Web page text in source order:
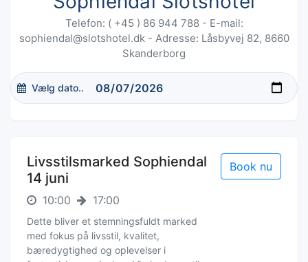
Telefon: ( +45 ) 86 944 788 - E-mail:
sophiendal@slotshotel.dk - Adresse: Låsbyvej 82, 8660
Skanderborg
Vælg dato..
Livsstilsmarked Sophiendal
14 juni
10:00 17:00
Dette bliver et stemningsfuldt marked
med fokus på livsstil, kvalitet,
bæredygtighed og oplevelser i
Book nu